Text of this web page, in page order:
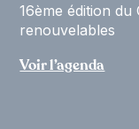
16ème édition
renouvelables
Voir l’agenda